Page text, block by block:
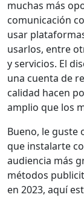
muchas más
comunicación
usar
usarlos, entre
y servicios. El
una cuenta de
calidad hacen
amplio que los
Bueno, le guste
que instalarte
audiencia más
métodos
en 2023, aquí